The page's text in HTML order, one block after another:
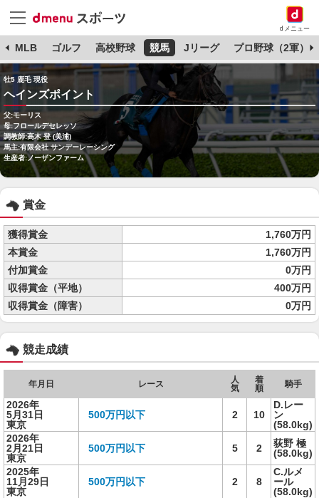
dメニュー
MLB ゴルフ 高校野球 競馬 Jリーグ プロ野球（2軍）
牡5 鹿毛 現役
ヘインズポイント
父:モーリス
母:フロールデセレッソ
調教師:高木 登 (美浦)
馬主:有限会社 サンデーレーシング
生産者:ノーザンファーム
賞金
獲得賞金
1,760万円
本賞金
1,760万円
付加賞金
0万円
収得賞金（平地）
400万円
収得賞金（障害）
0万円
競走成績
年月日 レース
人
気
着
順
騎手
2026年
5月31日
東京
500万円以下 2 10
D.レー
ン
(58.0kg)
2026年
2月21日
東京
500万円以下 5 2
荻野 極
(58.0kg)
2025年
11月29日
東京
500万円以下 2 8
C.ルメ
ール
(58.0kg)